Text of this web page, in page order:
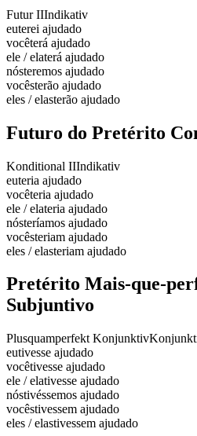
Futur IIIndikativ
euterei ajudado
vocêterá ajudado
ele / elaterá ajudado
nósteremos ajudado
vocêsterão ajudado
eles / elasterão ajudado
Futuro do Pretérito
Konditional IIIndikativ
euteria ajudado
vocêteria ajudado
ele / elateria ajudado
nósteríamos ajudado
vocêsteriam ajudado
eles / elasteriam ajudado
Pretérito Mais-que-
Subjuntivo
Plusquamperfekt Konjunktiv
eutivesse ajudado
vocêtivesse ajudado
ele / elativesse ajudado
nóstivéssemos ajudado
vocêstivessem ajudado
eles / elastivessem ajudado